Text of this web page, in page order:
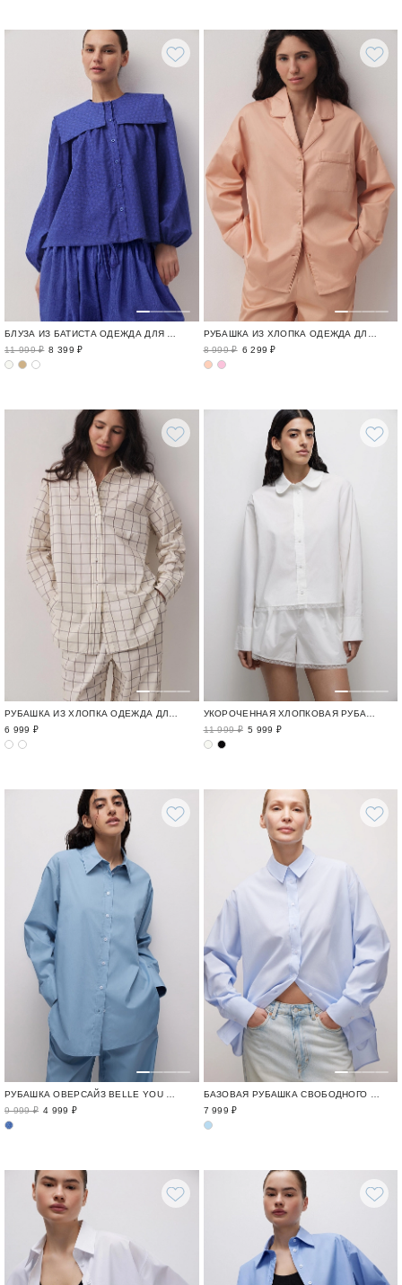
11 999 ₽ 8 399 ₽
8 999 ₽ 6 299 ₽
РУБАШКА ИЗ ХЛОПКА ОДЕЖДА ДЛЯ ОТДЫХА / CRUISE
6 999 ₽
УКОРОЧЕННАЯ ХЛОПКОВАЯ РУБАШКА С КРУЖЕВОМ
11 999 ₽ 5 999 ₽
9 999 ₽ 4 999 ₽
7 999 ₽